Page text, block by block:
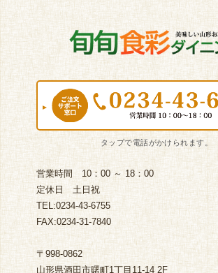
営業時間 10：00 ～ 18：00
定休日 土日祝
TEL:0234-43-6755
FAX:0234-31-7840
〒998-0862
山形県酒田市曙町1丁目11-14 2F